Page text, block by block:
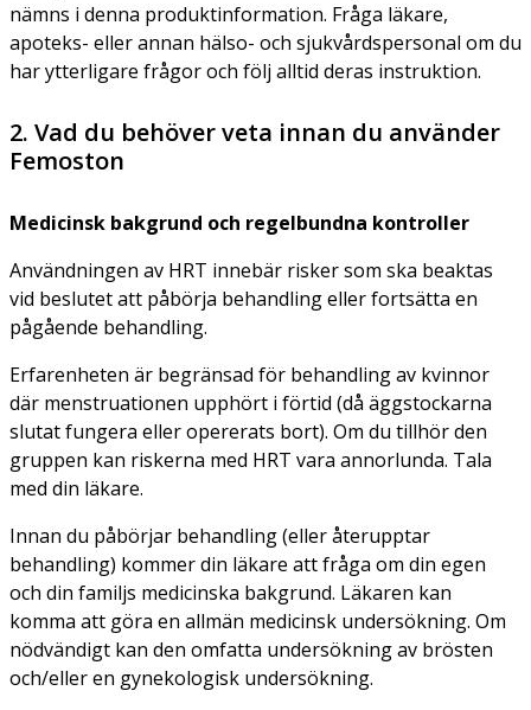
nämns i denna produktinformation. Fråga läkare,
apoteks- eller annan hälso- och sjukvårdspersonal om du
har ytterligare frågor och följ alltid deras instruktion.
2. Vad du behöver veta innan du använder
Femoston
Medicinsk bakgrund och regelbundna kontroller
Användningen av HRT innebär risker som ska beaktas
vid beslutet att påbörja behandling eller fortsätta en
pågående behandling.
Erfarenheten är begränsad för behandling av kvinnor
där menstruationen upphört i förtid (då äggstockarna
slutat fungera eller opererats bort). Om du tillhör den
gruppen kan riskerna med HRT vara annorlunda. Tala
med din läkare.
Innan du påbörjar behandling (eller återupptar
behandling) kommer din läkare att fråga om din egen
och din familjs medicinska bakgrund. Läkaren kan
komma att göra en allmän medicinsk undersökning. Om
nödvändigt kan den omfatta undersökning av brösten
och/eller en gynekologisk undersökning.